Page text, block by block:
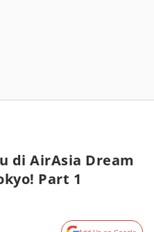
di AirAsia Dream
Part 1